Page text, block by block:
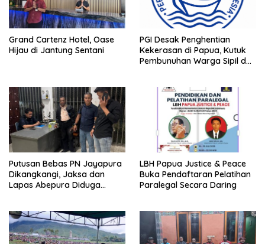
Grand Cartenz Hotel, Oase
Hijau di Jantung Sentani
PGI Desak Penghentian
Kekerasan di Papua, Kutuk
Pembunuhan Warga Sipil dan
Putusan Bebas PN Jayapura
Dikangkangi, Jaksa dan
Lapas Abepura Diduga
LBH Papua Justice & Peace
Buka Pendaftaran Pelatihan
Paralegal Secara Daring